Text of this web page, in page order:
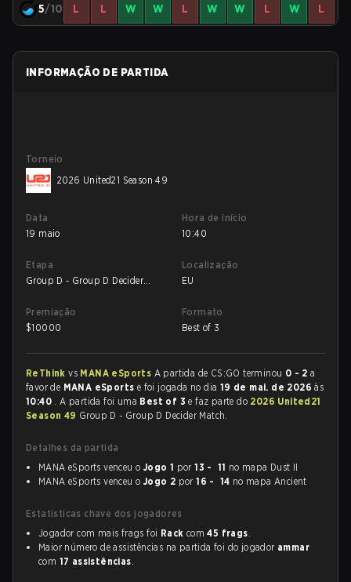
5/10 L L W W L W W L W L
INFORMAÇÃO DE PARTIDA
Torneio
2026 United21 Season 49
Data
19 maio
Hora de início
10:40
Etapa
Group D - Group D Decider
Localização
EU
Premiação
$10000
Formato
Best of 3
ReThinkvs MANA eSports A partida de CS:GO terminou 0 - 2 a
favor de MANA eSports e foi jogada no dia 19 de mai. de 2026às
10:40 . A partida foi uma Best of 3e faz parte do 2026 United21
Season 49 Group D - Group D Decider Match.
Detalhes da partida
MANA eSports venceu o Jogo 1 por13 - 11 no mapa Dust II
MANA eSports venceu o Jogo 2 por16 - 14 no mapa Ancient
Estatísticas chave dos jogadores
Jogador com mais frags foi Rack com45 frags.
Maior número de assistências na partida foi do jogador ammar
com 17 assistências.